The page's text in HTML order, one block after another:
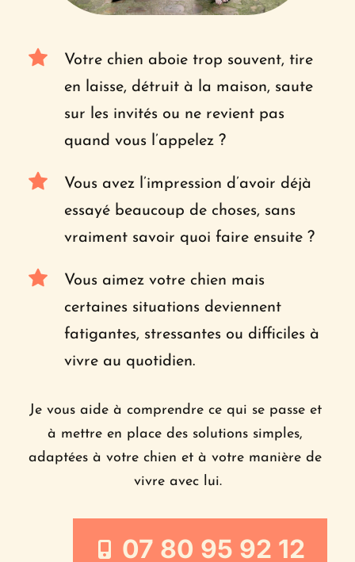
Votre chien aboie trop souvent, tire
en laisse, détruit à la maison, saute
sur les invités ou ne revient pas
quand vous l’appelez ?
Vous avez l’impression d’avoir déjà
essayé beaucoup de choses, sans
vraiment savoir quoi faire ensuite ?
Vous aimez votre chien mais
certaines situations deviennent
fatigantes, stressantes ou difficiles à
vivre au quotidien.
Je vous aide à comprendre ce qui se passe et
à mettre en place des solutions simples,
adaptées à votre chien et à votre manière de
vivre avec lui.
07 80 95 92 12